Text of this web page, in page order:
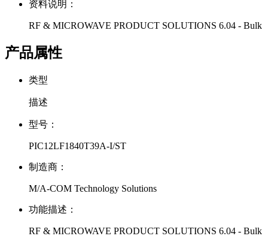
资料说明：
RF & MICROWAVE PRODUCT SOLUTIONS 6.04 - Bulk
产品属性
类型
描述
型号：
PIC12LF1840T39A-I/ST
制造商：
M/A-COM Technology Solutions
功能描述：
RF & MICROWAVE PRODUCT SOLUTIONS 6.04 - Bulk